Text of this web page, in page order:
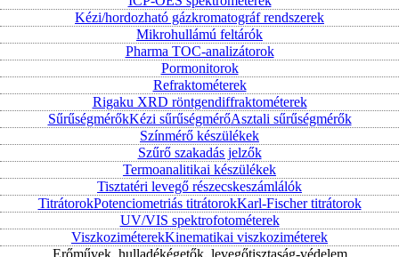
Kézi/hordozható gázkromatográf rendszerek
Mikrohullámú feltárók
Pharma TOC-analizátorok
Pormonitorok
Refraktométerek
Rigaku XRD röntgendiffraktométerek
SűrűségmérőkKézi sűrűségmérőAsztali sűrűségmérők
Színmérő készülékek
Szűrő szakadás jelzők
Termoanalitikai készülékek
Tisztatéri levegő részecskeszámlálók
TitrátorokPotenciometriás titrátorokKarl-Fischer titrátorok
UV/VIS spektrofotométerek
ViszkoziméterekKinematikai viszkoziméterek
Erőművek, hulladékégetők, levegőtisztaság-védelem